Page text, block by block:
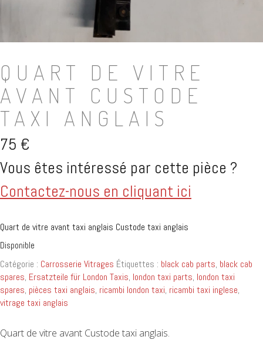
QUART DE VITRE
AVANT CUSTODE
TAXI ANGLAIS
75 €
Vous êtes intéressé par cette pièce ?
Contactez-nous en cliquant ici
Quart de vitre avant taxi anglais Custode taxi anglais
Disponible
Catégorie : Carrosserie Vitrages Étiquettes : black cab parts, black cab
spares, Ersatzteile für London Taxis, london taxi parts, london taxi
spares, pièces taxi anglais, ricambi london taxi, ricambi taxi inglese,
vitrage taxi anglais
Quart de vitre avant Custode taxi anglais.